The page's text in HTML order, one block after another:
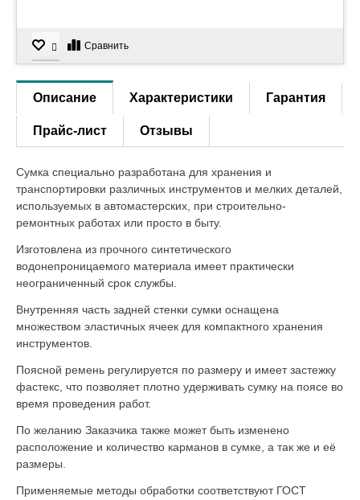
Сравнить
Описание Характеристики Гарантия
Прайс-лист Отзывы
Сумка специально разработана для хранения и
транспортировки различных инструментов и мелких деталей,
используемых в автомастерских, при строительно-
ремонтных работах или просто в быту.
Изготовлена из прочного синтетического
водонепроницаемого материала имеет практически
неограниченный срок службы.
Внутренняя часть задней стенки сумки оснащена
множеством эластичных ячеек для компактного хранения
инструментов.
Поясной ремень регулируется по размеру и имеет застежку
фастекс, что позволяет плотно удерживать сумку на поясе во
время проведения работ.
По желанию Заказчика также может быть изменено
расположение и количество карманов в сумке, а так же и её
размеры.
Применяемые методы обработки соответствуют ГОСТ